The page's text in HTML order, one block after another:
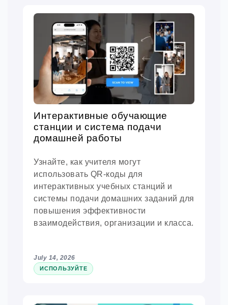
Интерактивные обучающие
станции и система подачи
домашней работы
Узнайте, как учителя могут
использовать QR-коды для
интерактивных учебных станций и
системы подачи домашних заданий для
повышения эффективности
взаимодействия, организации и класса.
July 14, 2026
ИСПОЛЬЗУЙТЕ